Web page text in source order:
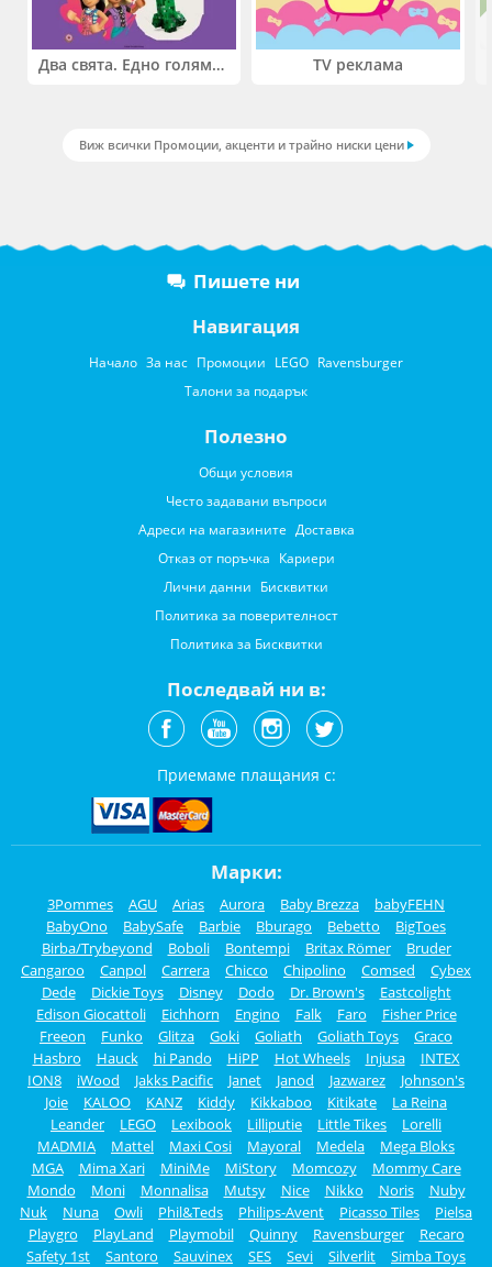
Два свята. Едно голямо приключение. Купи 2 продукта LEGO® Friends и/или LEGO® Minecraft и вземи -27% TV реклама
Виж всички Промоции, акценти и трайно ниски цени
Пишете ни
Навигация
Начало За нас Промоции LEGO Ravensburger
Талони за подарък
Полезно
Общи условия
Често задавани въпроси
Адреси на магазините Доставка
Отказ от поръчка Кариери
Лични данни Бисквитки
Политика за поверителност
Политика за Бисквитки
Последвай ни в:
Приемаме плащания с:
Марки:
3Pommes AGU Arias Aurora Baby Brezza
babyFEHN
BabyOno
BabySafe Barbie Bburago Bebetto
BigToes
Birba/Trybeyond
Boboli Bontempi Britax Römer
Bruder
Cangaroo
Canpol Carrera Chicco Chipolino Comsed
Cybex
Dede
Dickie Toys Disney Dodo Dr. Brown's
Eastcolight
Edison Giocattoli
Eichhorn Engino Falk Faro
Fisher Price
Freeon
Funko Glitza Goki Goliath Goliath Toys
Graco
Hasbro
Hauck hi Pando HiPP Hot Wheels Injusa
INTEX
ION8
iWood Jakks Pacific Janet Janod Jazwarez
Johnson's
Joie
KALOO KANZ Kiddy Kikkaboo Kitikate
La Reina
Leander
LEGO Lexibook Lilliputie Little Tikes
Lorelli
MADMIA
Mattel Maxi Cosi Mayoral Medela
Mega Bloks
MGA
Mima Xari MiniMe MiStory Momcozy
Mommy Care
Mondo
Moni Monnalisa Mutsy Nice Nikko Noris
Nuby
Nuk
Nuna Owli Phil&Teds Philips-Avent Picasso Tiles
Pielsa
Playgro
PlayLand Playmobil Quinny Ravensburger
Recaro
Safety 1st
Santoro Sauvinex SES Sevi Silverlit Simba Toys